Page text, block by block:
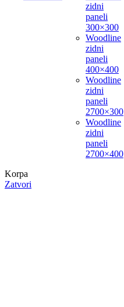
zidni
paneli
300×300
Woodline
zidni
paneli
400×400
Woodline
zidni
paneli
2700×300
Woodline
zidni
paneli
2700×400
Korpa
Zatvori